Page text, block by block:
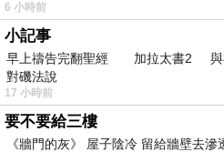
6 小時前
小記事
早上禱告完翻聖經 加拉太書2 與
對磯法說
17 小時前
要不要給三樓
《牆門的灰》 屋子陰冷 留給牆壁去